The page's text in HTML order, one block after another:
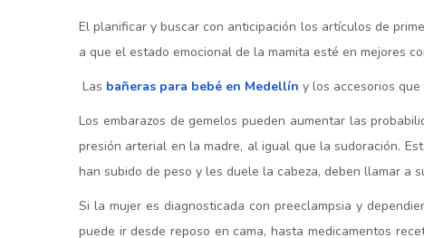
El planificar y buscar con anticipación los artículos de
a que el estado emocional de la mamita esté en mejores
Las bañeras para bebé en Medellín y los accesorios
Los embarazos de gemelos pueden aumentar las
presión arterial en la madre, al igual que la sudoración.
han subido de peso y les duele la cabeza, deben llamar a
Si la mujer es diagnosticada con preeclampsia y
puede ir desde reposo en cama, hasta medicamentos